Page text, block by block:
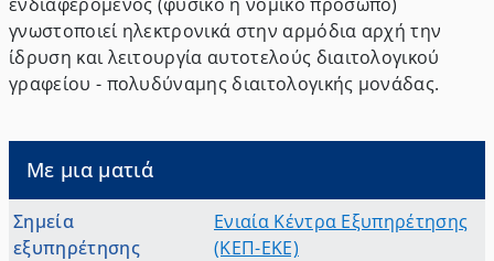
γνωστοποιεί ηλεκτρονικά στην αρμόδια αρχή την
ίδρυση και λειτουργία αυτοτελούς διαιτολογικού
γραφείου - πολυδύναμης διαιτολογικής μονάδας.
Με μια ματιά
Σημεία
εξυπηρέτησης
Ενιαία Κέντρα Εξυπηρέτησης
(ΚΕΠ-ΕΚΕ)